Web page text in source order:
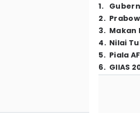
1.
2.
3. Makan
4. Nilai
5. Piala
6. GIIAS